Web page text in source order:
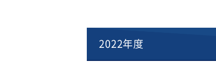
2022年度